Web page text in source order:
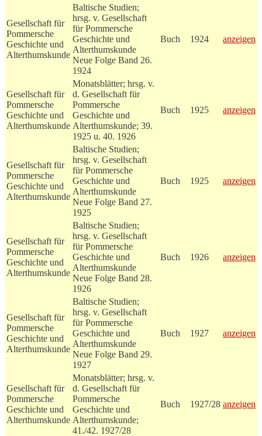
Gesellschaft für
Pommersche
Geschichte und
Alterthumskunde
Baltische Studien;
hrsg. v. Gesellschaft
für Pommersche
Geschichte und
Alterthumskunde
Neue Folge Band 26.
1924
Buch 1924 anzeigen
Gesellschaft für
Pommersche
Geschichte und
Alterthumskunde
Monatsblätter; hrsg. v.
d. Gesellschaft für
Pommersche
Geschichte und
Alterthumskunde; 39.
1925 u. 40. 1926
Buch 1925 anzeigen
Gesellschaft für
Pommersche
Geschichte und
Alterthumskunde
Baltische Studien;
hrsg. v. Gesellschaft
für Pommersche
Geschichte und
Alterthumskunde
Neue Folge Band 27.
1925
Buch 1925 anzeigen
Gesellschaft für
Pommersche
Geschichte und
Alterthumskunde
Baltische Studien;
hrsg. v. Gesellschaft
für Pommersche
Geschichte und
Alterthumskunde
Neue Folge Band 28.
1926
Buch 1926 anzeigen
Gesellschaft für
Pommersche
Geschichte und
Alterthumskunde
Baltische Studien;
hrsg. v. Gesellschaft
für Pommersche
Geschichte und
Alterthumskunde
Neue Folge Band 29.
1927
Buch 1927 anzeigen
Gesellschaft für
Pommersche
Geschichte und
Alterthumskunde
Monatsblätter; hrsg. v.
d. Gesellschaft für
Pommersche
Geschichte und
Alterthumskunde;
41./42. 1927/28
Buch 1927/28 anzeigen